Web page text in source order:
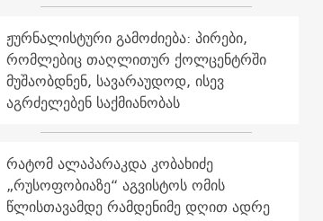
ჟურნალისტური გამოძიება: პირები,
რომლებიც თაღლითურ ქოლცენტრში
მუშაობდნენ, სავარაუდოდ, ისევ
აგრძელებენ საქმიანობას
რატომ ალაპარაკდა კობახიძე
„რუსოფობიაზე“ აგვისტოს ომის
წლისთავამდე რამდენიმე დღით ადრე